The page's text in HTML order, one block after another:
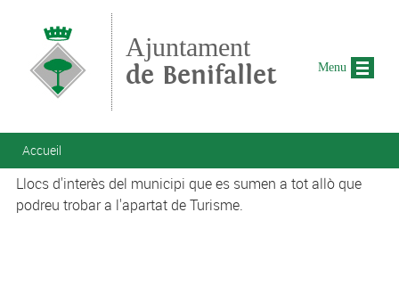
Ajuntament
de Benifallet
Vous êtes ici
Accueil
Llocs d'interès del municipi que es sumen a tot allò que
podreu trobar a l'apartat de Turisme.
Menu